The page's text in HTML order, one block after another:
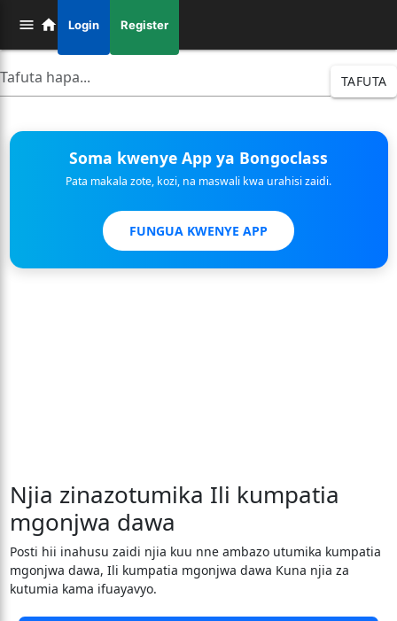
Login Register
TAFUTA
Soma kwenye App ya Bongoclass
Pata makala zote, kozi, na maswali kwa urahisi zaidi.
FUNGUA KWENYE APP
Njia zinazotumika Ili kumpatia
mgonjwa dawa
Posti hii inahusu zaidi njia kuu nne ambazo utumika kumpatia
mgonjwa dawa, Ili kumpatia mgonjwa dawa Kuna njia za
kutumia kama ifuayavyo.